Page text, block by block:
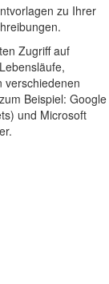
zu Ihrer
Zugriff auf
verschiedenen
Beispiel: Google
und Microsoft